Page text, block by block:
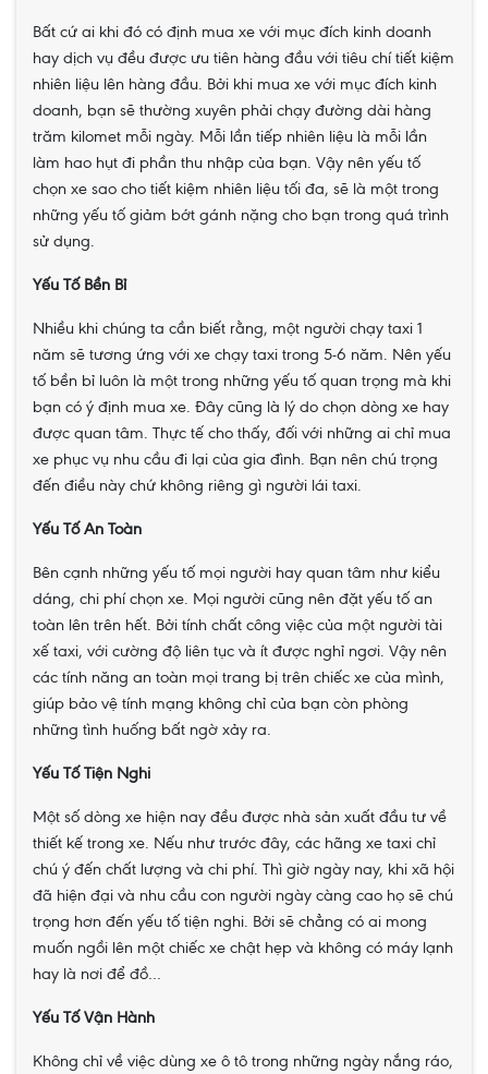
Bất cứ ai khi đó có định mua xe với mục đích kinh doanh
hay dịch vụ đều được ưu tiên hàng đầu với tiêu chí tiết kiệm
nhiên liệu lên hàng đầu. Bởi khi mua xe với mục đích kinh
doanh, bạn sẽ thường xuyên phải chạy đường dài hàng
trăm kilomet mỗi ngày. Mỗi lần tiếp nhiên liệu là mỗi lần
làm hao hụt đi phần thu nhập của bạn. Vậy nên yếu tố
chọn xe sao cho tiết kiệm nhiên liệu tối đa, sẽ là một trong
những yếu tố giảm bớt gánh nặng cho bạn trong quá trình
sử dụng.
Yếu Tố Bền Bỉ
Nhiều khi chúng ta cần biết rằng, một người chạy taxi 1
năm sẽ tương ứng với xe chạy taxi trong 5-6 năm. Nên yếu
tố bền bỉ luôn là một trong những yếu tố quan trọng mà khi
bạn có ý định mua xe. Đây cũng là lý do chọn dòng xe hay
được quan tâm. Thực tế cho thấy, đối với những ai chỉ mua
xe phục vụ nhu cầu đi lại của gia đình. Bạn nên chú trọng
đến điều này chứ không riêng gì người lái taxi.
Yếu Tố An Toàn
Bên cạnh những yếu tố mọi người hay quan tâm như kiểu
dáng, chi phí chọn xe. Mọi người cũng nên đặt yếu tố an
toàn lên trên hết. Bởi tính chất công việc của một người tài
xế taxi, với cường độ liên tục và ít được nghỉ ngơi. Vậy nên
các tính năng an toàn mọi trang bị trên chiếc xe của mình,
giúp bảo vệ tính mạng không chỉ của bạn còn phòng
những tình huống bất ngờ xảy ra.
Yếu Tố Tiện Nghi
Một số dòng xe hiện nay đều được nhà sản xuất đầu tư về
thiết kế trong xe. Nếu như trước đây, các hãng xe taxi chỉ
chú ý đến chất lượng và chi phí. Thì giờ ngày nay, khi xã hội
đã hiện đại và nhu cầu con người ngày càng cao họ sẽ chú
trọng hơn đến yếu tố tiện nghi. Bởi sẽ chẳng có ai mong
muốn ngồi lên một chiếc xe chật hẹp và không có máy lạnh
hay là nơi để đồ…
Yếu Tố Vận Hành
Không chỉ về việc dùng xe ô tô trong những ngày nắng ráo,